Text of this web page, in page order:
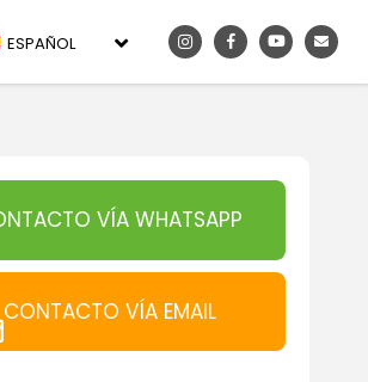
ESPAÑOL
VÍA WHATSAPP
CONTACTO VÍA EMAIL